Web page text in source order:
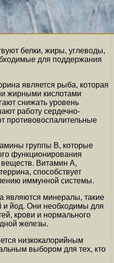
белки, жиры, углеводы,
для поддержания
является рыба, которая
жирными кислотами
снижать уровень
работу сердечно-
противовоспалительные
группы В, которые
функционирования
Витамин А,
способствует
иммунной системы.
являются минералы, такие
и йод. Они необходимы для
крови и нормального
железы.
низкокалорийным
выбором для тех, кто